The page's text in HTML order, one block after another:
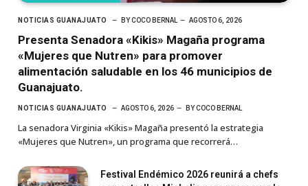
NOTICIAS GUANAJUATO BY COCO BERNAL AGOSTO 6, 2026
Presenta Senadora «Kikis» Magaña programa
«Mujeres que Nutren» para promover
alimentación saludable en los 46 municipios de
Guanajuato.
NOTICIAS GUANAJUATO AGOSTO 6, 2026 BY COCO BERNAL
La senadora Virginia «Kikis» Magaña presentó la estrategia
«Mujeres que Nutren», un programa que recorrerá…
Festival Endémico 2026 reunirá a chefs